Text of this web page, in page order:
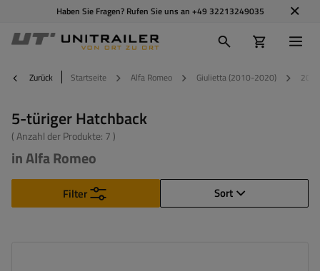
Haben Sie Fragen? Rufen Sie uns an +49 32213249035
Zurück Startseite Alfa Romeo Giulietta (2010-2020) 2013
5-türiger Hatchback
( Anzahl der Produkte: 7 )
in Alfa Romeo
Sort
Filter